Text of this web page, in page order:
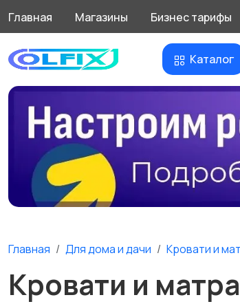
Главная Магазины Бизнес тарифы
Каталог
Главная Для дома и дачи Кровати и
Кровати и